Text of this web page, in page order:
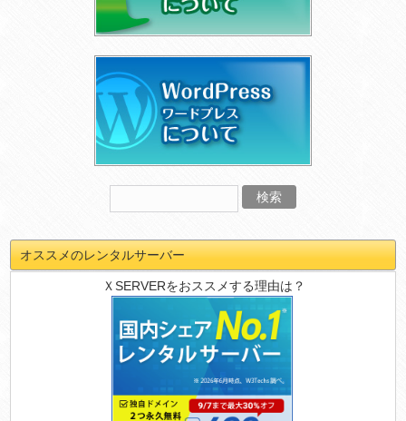
オススメのレンタルサーバー
ＸSERVERをおススメする理由は？